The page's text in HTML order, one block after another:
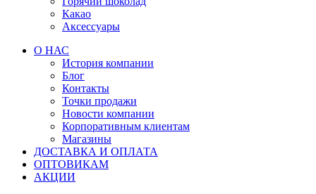
Какао
Аксессуары
О НАС
История компании
Блог
Контакты
Точки продажи
Новости компании
Корпоративным клиентам
Магазины
ДОСТАВКА И ОПЛАТА
ОПТОВИКАМ
АКЦИИ